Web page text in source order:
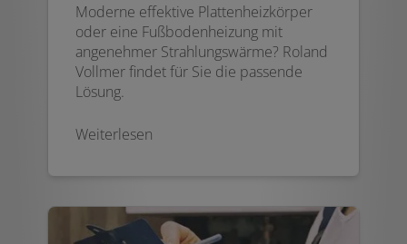
Moderne effektive Plattenheizkörper
oder eine Fußbodenheizung mit
angenehmer Strahlungswärme? Roland
Vollmer findet für Sie die passende
Lösung.
Weiterlesen